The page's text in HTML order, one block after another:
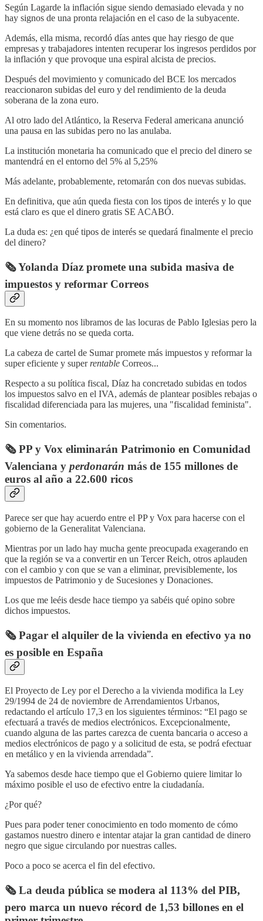
Según Lagarde la inflación sigue siendo demasiado elevada y no
hay signos de una pronta relajación en el caso de la subyacente.
Además, ella misma, recordó días antes que hay riesgo de que
empresas y trabajadores intenten recuperar los ingresos perdidos por
la inflación y que provoque una espiral alcista de precios.
Después del movimiento y comunicado del BCE los mercados
reaccionaron subidas del euro y del rendimiento de la deuda
soberana de la zona euro.
Al otro lado del Atlántico, la Reserva Federal americana anunció
una pausa en las subidas pero no las anulaba.
La institución monetaria ha comunicado que el precio del dinero se
mantendrá en el entorno del 5% al 5,25%
Más adelante, probablemente, retomarán con dos nuevas subidas.
En definitiva, que aún queda fiesta con los tipos de interés y lo que
está claro es que el dinero gratis SE ACABÓ.
La duda es: ¿en qué tipos de interés se quedará finalmente el precio
del dinero?
🗞️Yolanda Díaz promete una subida masiva de
impuestos y reformar Correos
En su momento nos libramos de las locuras de Pablo Iglesias pero la
que viene detrás no se queda corta.
La cabeza de cartel de Sumar promete más impuestos y reformar la
super eficiente y superrentable Correos...
Respecto a su política fiscal, Díaz ha concretado subidas en todos
los impuestos salvo en el IVA, además de plantear posibles rebajas o
fiscalidad diferenciada para las mujeres, una "fiscalidad feminista".
Sin comentarios.
🗞️ PP y Vox eliminarán Patrimonio en Comunidad
Valenciana y perdonarán más de 155 millones de
euros al año a 22.600 ricos
Parece ser que hay acuerdo entre el PP y Vox para hacerse con el
gobierno de la Generalitat Valenciana.
Mientras por un lado hay mucha gente preocupada exagerando en
que la región se va a convertir en un Tercer Reich, otros aplauden
con el cambio y con que se van a eliminar, previsiblemente, los
impuestos de Patrimonio y de Sucesiones y Donaciones.
Los que me leéis desde hace tiempo ya sabéis qué opino sobre
dichos impuestos.
🗞️ Pagar el alquiler de la vivienda en efectivo ya no
es posible en España
El Proyecto de Ley por el Derecho a la vivienda modifica la Ley
29/1994 de 24 de noviembre de Arrendamientos Urbanos,
redactando el artículo 17,3 en los siguientes términos: “El pago se
efectuará a través de medios electrónicos. Excepcionalmente,
cuando alguna de las partes carezca de cuenta bancaria o acceso a
medios electrónicos de pago y a solicitud de esta, se podrá efectuar
en metálico y en la vivienda arrendada”.
Ya sabemos desde hace tiempo que el Gobierno quiere limitar lo
máximo posible el uso de efectivo entre la ciudadanía.
¿Por qué?
Pues para poder tener conocimiento en todo momento de cómo
gastamos nuestro dinero e intentar atajar la gran cantidad de dinero
negro que sigue circulando por nuestras calles.
Poco a poco se acerca el fin del efectivo.
🗞️ La deuda pública se modera al 113% del PIB,
pero marca un nuevo récord de 1,53 billones en el